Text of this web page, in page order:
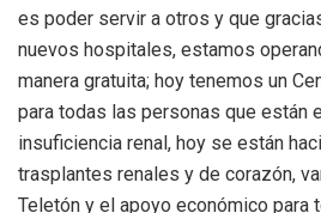
es poder servir a otros y que
nuevos hospitales, estamos
manera gratuita; hoy tenemos un
para todas las personas que están
insuficiencia renal, hoy se están
trasplantes renales y de corazón,
Teletón y el apoyo económico para